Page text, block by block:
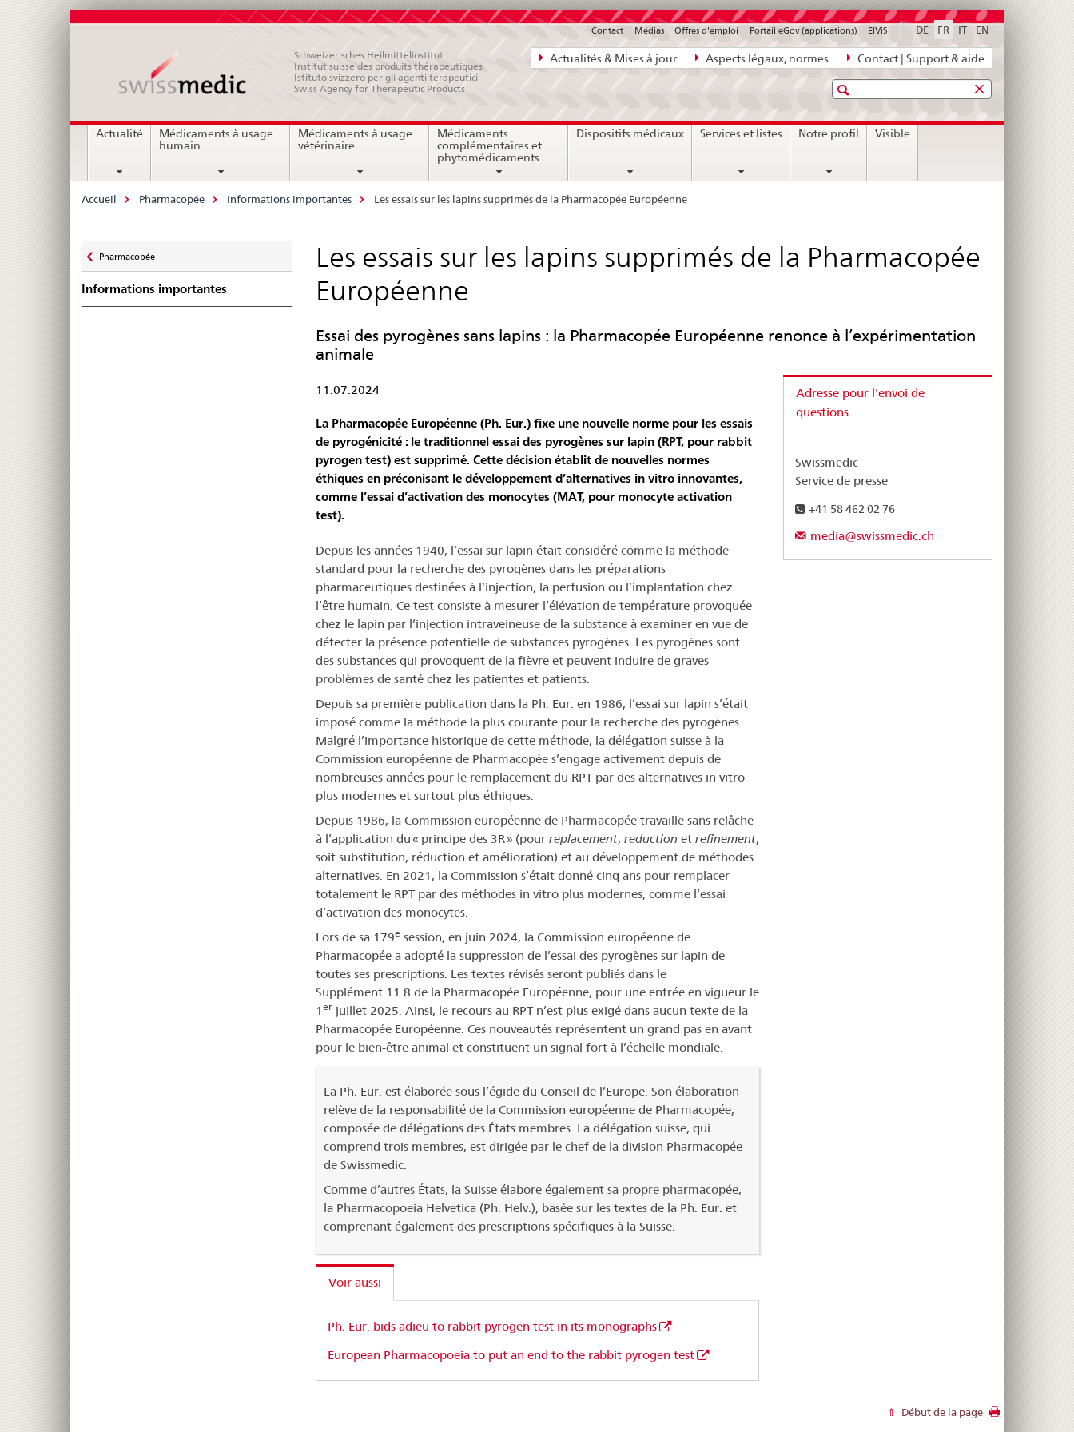
Navigation
directe:
bases
juridiques,
contact
Actualités & Mises à jour Aspects légaux, normes Contact | Support & aide
DE FR IT EN
Contact Médias Offres d'emploi Portail eGov (applications) ElViS
Schweizerisches Heilmittelinstitut
Institut suisse des produits thérapeutiques
Istituto svizzero per gli agenti terapeutici
Swiss Agency for Therapeutic Products
Recherche
Navigation
Actualité
Médicaments à usage
humain
Médicaments à usage
vétérinaire
Médicaments
complémentaires et
phytomédicaments
Dispositifs médicaux Services et listes Notre profil Visible
Breadcrumb
Accueil Pharmacopée Informations importantes Les essais sur les lapins supprimés de la Pharmacopée Européenne
zu
Pharmacopée
Informations importantes
Les essais sur les lapins supprimés de la Pharmacopée
Européenne
Essai des pyrogènes sans lapins : la Pharmacopée Européenne renonce à l’expérimentation
animale
11.07.2024
La Pharmacopée Européenne (Ph. Eur.) fixe une nouvelle norme pour les essais
de pyrogénicité : le traditionnel essai des pyrogènes sur lapin (RPT, pour rabbit
pyrogen test) est supprimé. Cette décision établit de nouvelles normes
éthiques en préconisant le développement d’alternatives in vitro innovantes,
comme l’essai d’activation des monocytes (MAT, pour monocyte activation
test).
Depuis les années 1940, l’essai sur lapin était considéré comme la méthode
standard pour la recherche des pyrogènes dans les préparations
pharmaceutiques destinées à l’injection, la perfusion ou l’implantation chez
l’être humain. Ce test consiste à mesurer l’élévation de température provoquée
chez le lapin par l’injection intraveineuse de la substance à examiner en vue de
détecter la présence potentielle de substances pyrogènes. Les pyrogènes sont
des substances qui provoquent de la fièvre et peuvent induire de graves
problèmes de santé chez les patientes et patients.
Depuis sa première publication dans la Ph. Eur. en 1986, l’essai sur lapin s’était
imposé comme la méthode la plus courante pour la recherche des pyrogènes.
Malgré l’importance historique de cette méthode, la délégation suisse à la
Commission européenne de Pharmacopée s’engage activement depuis de
nombreuses années pour le remplacement du RPT par des alternatives in vitro
plus modernes et surtout plus éthiques.
Depuis 1986, la Commission européenne de Pharmacopée travaille sans relâche
à l’application du « principe des 3R » (pour replacement, reduction et refinement,
soit substitution, réduction et amélioration) et au développement de méthodes
alternatives. En 2021, la Commission s’était donné cinq ans pour remplacer
totalement le RPT par des méthodes in vitro plus modernes, comme l’essai
d’activation des monocytes.
Lors de sa 179e session, en juin 2024, la Commission européenne de
Pharmacopée a adopté la suppression de l’essai des pyrogènes sur lapin de
toutes ses prescriptions. Les textes révisés seront publiés dans le
Supplément 11.8 de la Pharmacopée Européenne, pour une entrée en vigueur le
1 erjuillet 2025. Ainsi, le recours au RPT n’est plus exigé dans aucun texte de la
Pharmacopée Européenne. Ces nouveautés représentent un grand pas en avant
pour le bien-être animal et constituent un signal fort à l’échelle mondiale.
La Ph. Eur. est élaborée sous l’égide du Conseil de l’Europe. Son élaboration
relève de la responsabilité de la Commission européenne de Pharmacopée,
composée de délégations des États membres. La délégation suisse, qui
comprend trois membres, est dirigée par le chef de la division Pharmacopée
de Swissmedic.
Comme d’autres États, la Suisse élabore également sa propre pharmacopée,
la Pharmacopoeia Helvetica (Ph. Helv.), basée sur les textes de la Ph. Eur. et
comprenant également des prescriptions spécifiques à la Suisse.
Voir aussi
Ph. Eur. bids adieu to rabbit pyrogen test in its monographs
European Pharmacopoeia to put an end to the rabbit pyrogen test
Adresse pour l'envoi de
questions
Swissmedic
Service de presse
+41 58 462 02 76
media@swissmedic.ch
Début de la page